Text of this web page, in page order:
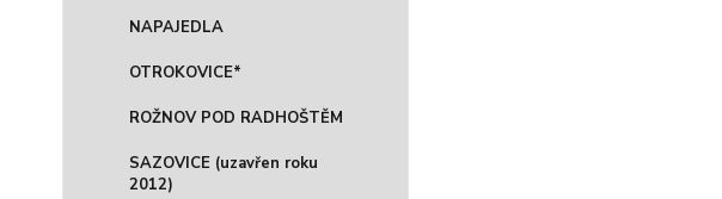
NAPAJEDLA
OTROKOVICE*
ROŽNOV POD RADHOŠTĚM
SAZOVICE (uzavřen roku
2012)